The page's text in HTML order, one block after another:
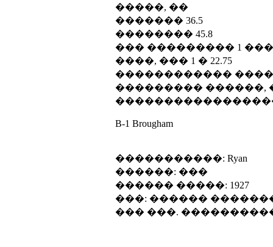
�����, ��
������� 36.5
�������� 45.8
��� ��������� 1 ���
����, ��� 1 � 22.75
������������
��������� ������,
B-1 Brougham
�����������: Ryan
������: ���
������ �����: 1927
���: ������
��� ���.